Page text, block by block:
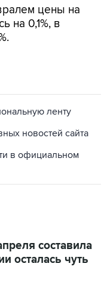
цены на
на 0,1%, в
ленту
новостей сайта
в официальном
составила
осталась чуть